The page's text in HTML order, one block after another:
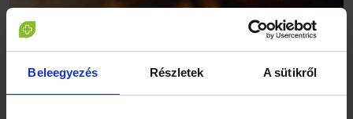
Beleegyezés Részletek A sütikről
Az eddigi átlagosnál különösen melegebb volt októberben
Kanada és Oroszország északi részén, az Antarktisz nyugati